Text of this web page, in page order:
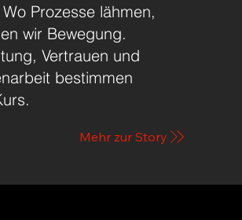
Prozesse lähmen,
wir Bewegung.
Vertrauen und
bestimmen
Mehr zur Story